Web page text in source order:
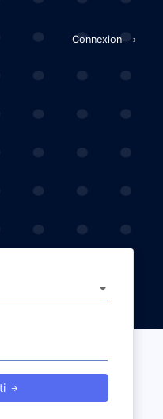
Connexion